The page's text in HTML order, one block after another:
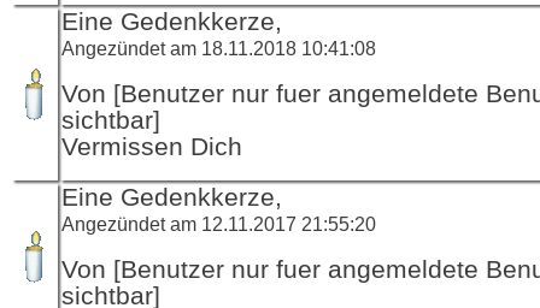
Eine Gedenkkerze,
Angezündet am 18.11.2018 10:41:08
Von [Benutzer nur fuer angemeldete
sichtbar]
Vermissen Dich
Eine Gedenkkerze,
Angezündet am 12.11.2017 21:55:20
Von [Benutzer nur fuer angemeldete
sichtbar]